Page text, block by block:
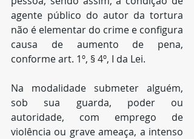
agente público do autor da tortura
não é elementar do crime e configura
causa de aumento de pena,
conforme art. 1º, § 4º, I da Lei.
Na modalidade submeter alguém,
sob sua guarda, poder ou
autoridade, com emprego de
violência ou grave ameaça, a intenso